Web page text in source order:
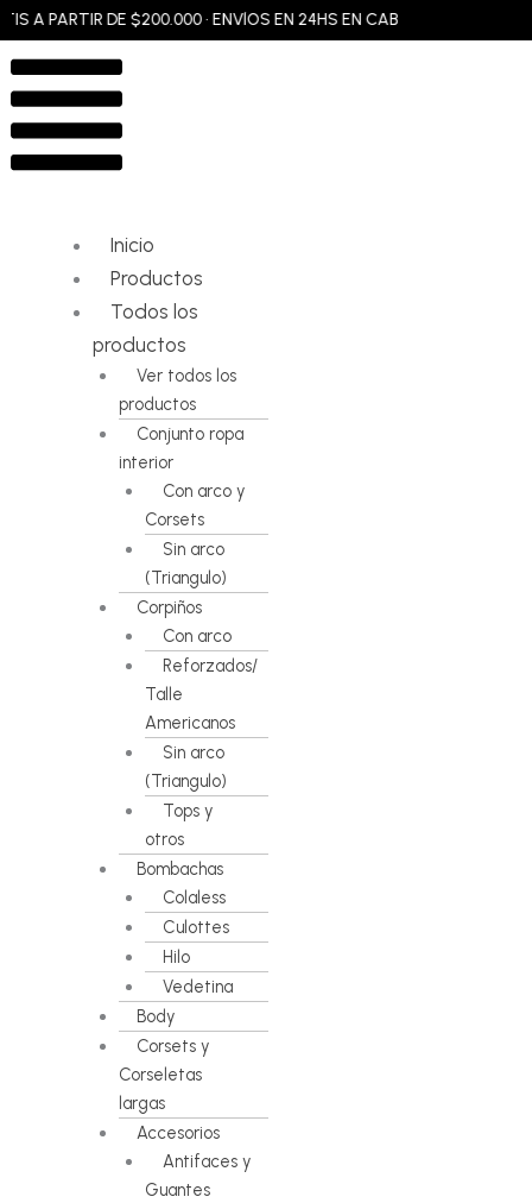
al
contenido
DE $200.000 • ENVÍOS EN 24HS EN CABA Y GBA • ENVÍOS A
Flyout
Menu
Inicio
Productos
Todos los
productos
Ver todos los
productos
Conjunto ropa
interior
Con arco y
Corsets
Sin arco
(Triangulo)
Corpiños
Con arco
Reforzados/
Talle
Americanos
Sin arco
(Triangulo)
Tops y
otros
Bombachas
Colaless
Culottes
Hilo
Vedetina
Body
Corsets y
Corseletas
largas
Accesorios
Antifaces y
Guantes